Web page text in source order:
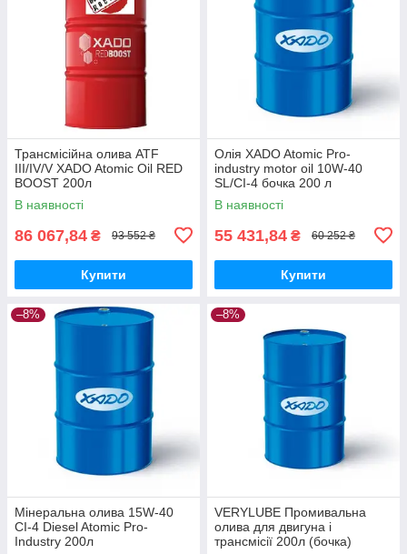
Трансмісійна олива ATF
III/IV/V XADO Atomic Oil RED
BOOST 200л
В наявності
86 067,84 ₴ 93 552 ₴
Купити
Олія XADO Atomic Pro-
industry motor oil 10W-40
SL/CI-4 бочка 200 л
В наявності
55 431,84 ₴ 60 252 ₴
Купити
–8%
Мінеральна олива 15W-40
CI-4 Diesel Atomic Pro-
Industry 200л
–8%
VERYLUBE Промивальна
олива для двигуна і
трансмісії 200л (бочка)